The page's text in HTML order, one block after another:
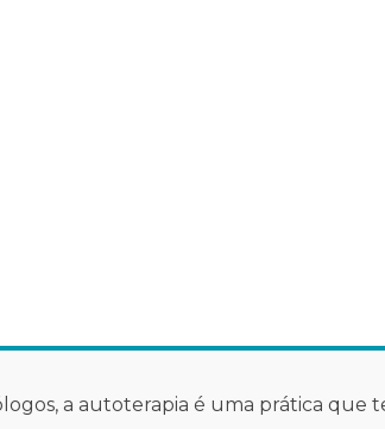
a autoterapia é uma prática que